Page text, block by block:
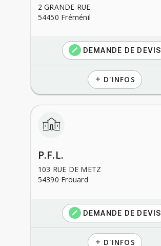
2 GRANDE RUE
54450 Fréménil
create DEMANDE DE DEVIS
add D'INFOS
P.F.L.
103 RUE DE METZ
54390 Frouard
create DEMANDE DE DEVIS
add D'INFOS